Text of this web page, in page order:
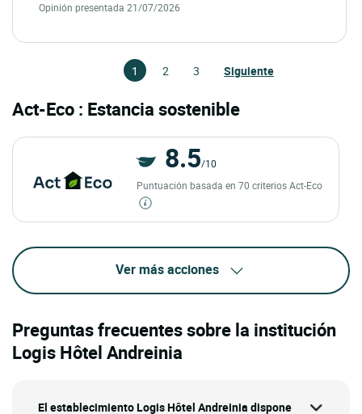
Opinión presentada 21/07/2026
1 2 3 Siguiente
Act-Eco : Estancia sostenible
8.5/10
Puntuación basada en 70 criterios Act-Eco
Ver más acciones
Preguntas frecuentes sobre la institución
Logis Hôtel Andreinia
El establecimiento Logis Hôtel Andreinia dispone